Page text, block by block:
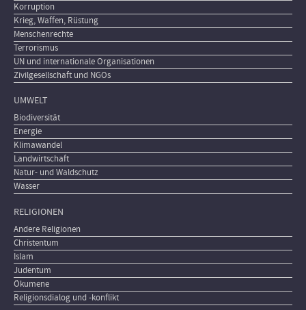
Korruption
Krieg, Waffen, Rüstung
Menschenrechte
Terrorismus
UN und internationale Organisationen
Zivilgesellschaft und NGOs
UMWELT
Biodiversität
Energie
Klimawandel
Landwirtschaft
Natur- und Waldschutz
Wasser
RELIGIONEN
Andere Religionen
Christentum
Islam
Judentum
Ökumene
Religionsdialog und -konflikt